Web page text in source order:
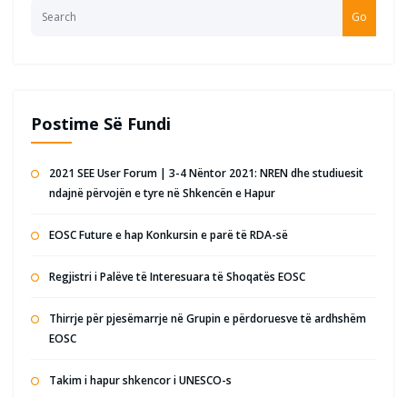
Go
Postime Së Fundi
2021 SEE User Forum | 3-4 Nëntor 2021: NREN dhe studiuesit
ndajnë përvojën e tyre në Shkencën e Hapur
EOSC Future e hap Konkursin e parë të RDA-së
Regjistri i Palëve të Interesuara të Shoqatës EOSC
Thirrje për pjesëmarrje në Grupin e përdoruesve të ardhshëm
EOSC
Takim i hapur shkencor i UNESCO-s